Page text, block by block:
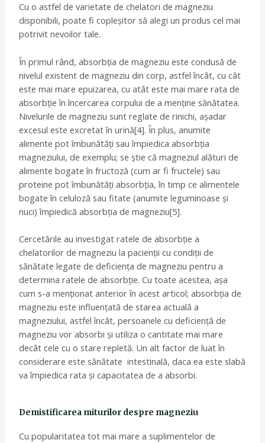
Cu o astfel de varietate de chelatori de magneziu
disponibili, poate fi copleșitor să alegi un produs cel mai
potrivit nevoilor tale.
În primul rând, absorbția de magneziu este condusă de
nivelul existent de magneziu din corp, astfel încât, cu cât
este mai mare epuizarea, cu atât este mai mare rata de
absorbție în încercarea corpului de a menține sănătatea.
Nivelurile de magneziu sunt reglate de rinichi, așadar
excesul este excretat în urină[4]. În plus, anumite
alimente pot îmbunătăți sau împiedica absorbția
magneziului, de exemplu; se știe că magneziul alături de
alimente bogate în fructoză (cum ar fi fructele) sau
proteine pot îmbunătăți absorbția, în timp ce alimentele
bogate în celuloză sau fitate (anumite leguminoase și
nuci) împiedică absorbția de magneziu[5].
Cercetările au investigat ratele de absorbție a
chelatorilor de magneziu la pacienții cu condiții de
sănătate legate de deficiența de magneziu pentru a
determina ratele de absorbție. Cu toate acestea, așa
cum s-a menționat anterior în acest articol; absorbția de
magneziu este influențată de starea actuală a
magneziului, astfel încât, persoanele cu deficiență de
magneziu vor absorbi și utiliza o cantitate mai mare
decât cele cu o stare repletă. Un alt factor de luat în
considerare este sănătate intestinală, daca ea este slabă
va împiedica rata și capacitatea de a absorbi.
Demistificarea miturilor despre magneziu
Cu popularitatea tot mai mare a suplimentelor de